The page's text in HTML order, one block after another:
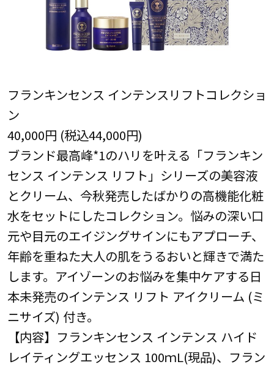
フランキンセンス インテンスリフトコレクショ
ン
40,000円 (税込44,000円)
ブランド最高峰*1のハリを叶える「フランキン
センス インテンス リフト」シリーズの美容液
とクリーム、今秋発売したばかりの高機能化粧
水をセットにしたコレクション。悩みの深い口
元や目元のエイジングサインにもアプローチ、
年齢を重ねた大人の肌をうるおいと輝きで満た
します。アイゾーンのお悩みを集中ケアする日
本未発売のインテンス リフト アイクリーム (ミ
ニサイズ) 付き。
【内容】フランキンセンス インテンス ハイド
レイティングエッセンス 100ｍL(現品)、フラン